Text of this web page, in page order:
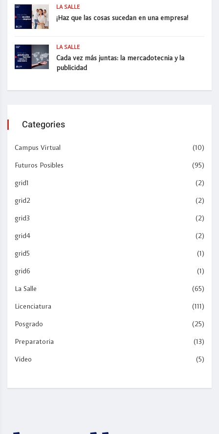
LA SALLE
¡Haz que las cosas sucedan en una empresa!
LA SALLE
Cada vez más juntas: la mercadotecnia y la
publicidad
Categories
Campus Virtual (10)
Futuros Posibles (95)
grid1 (2)
grid2 (2)
grid3 (2)
grid4 (2)
grid5 (1)
grid6 (1)
La Salle (65)
Licenciatura (111)
Posgrado (25)
Preparatoria (13)
Video (5)